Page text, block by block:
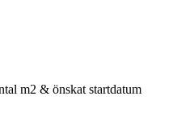
m2 & önskat startdatum